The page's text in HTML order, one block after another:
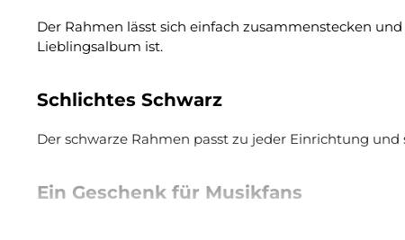
Der Rahmen lässt sich einfach zusammenstecken
Lieblingsalbum ist.
Schlichtes Schwarz
Der schwarze Rahmen passt zu jeder Einrichtung
Ein Geschenk für Musikfans